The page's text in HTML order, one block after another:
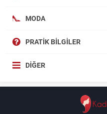
MODA
PRATIK BILGILER
DIĞER